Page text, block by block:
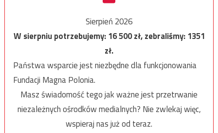
Sierpień 2026
W sierpniu potrzebujemy:16 500zł, zebraliśmy:1351
zł.
Państwa wsparcie jest niezbędne dla funkcjonowania
Fundacji Magna Polonia.
Masz świadomość tego jak ważne jest przetrwanie
niezależnych ośrodków medialnych? Nie zwlekaj więc,
wspieraj nas już od teraz.